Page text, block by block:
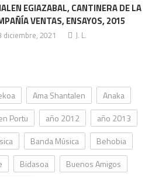
EGIAZABAL, CANTINERA DE LA
VENTAS, ENSAYOS, 2015
diciembre, 2021 J. L.
Ama Shantalen
Anaka
Portu año 2012
año 2013
Banda Música
Behobia
Bidasoa
Buenos Amigos